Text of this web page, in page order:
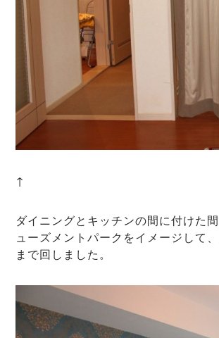
↑
ダイニングとキッチンの間に付けた
ューズメントパークをイメージして
まで回しました。